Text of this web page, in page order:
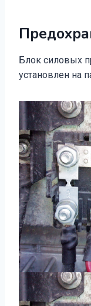
Блок силовых
установлен на